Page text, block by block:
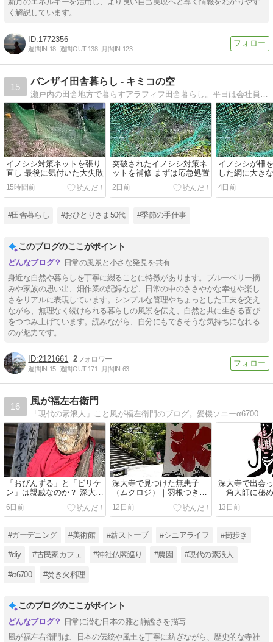
く解説しています。
1772356
週間IN:18 週間OUT:138 月間IN:123
15
バンザイ田舎暮らし - キミコの空
瀬戸内の田舎地方で暮らすアラフィフ田舎暮らし。平日は会社員、週末は畑仕事や庭仕事・手仕事に勤しんでいます。
イノシシ対策ネットを張り
直し 最後に気付いた大失敗
15時間前
突破されたイノシシ対策ネ
ットを補修 まずは応急処置
2日前
イノシシが柵
した網に大き
4日前
#田舎暮らし #おひとりさま50代 #季節の手仕事
このブログのここがポイント
日常の風景と小さな発見を共有
身近な自然や暮らしを丁寧に綴ることに特徴があります。ブルーベリー摘
みや家族の思い出、畑作業の記録など、日常の中のささやかな幸せや楽し
さをリアルに表現しています。シンプルな管理やちょっとした工夫を交え
ながら、無理なく続けられる暮らしの風景を伝え、自然と共に生きる喜び
をつつみ上げています。読みながら、自分にもできそうな気持ちになれる
のが魅力です。
2121661 2
週間IN:15 週間OUT:171 月間IN:63
16
風が福左右衛門
「現代の素浪人」こと風が福左衛門のブログ。愛機ソニーα6700を携えた神社巡りや街歩き、読書と学び、薪ストーブのある暮らし、古民家カフェや美術館巡り、四季折々のガーデニングや農園など、日々の多彩な探求を独自の視点で深く発信しています。
「おびんずる」と「ビリケ
ン」は親戚なのか？ 深大寺
で生まれた小さな疑問
6日前
深大寺で見つけた無患子
（ムクロジ）｜羽根つきと
石鹸の木に秘められた昔の
知恵
12日前
深大寺で出会
｜角大師に秘
退散の祈り
13日前
#ガーデニング #美術館 #薪ストーブ #シニアライフ #街歩き
#diy #古民家カフェ #神社仏閣巡り #農園 #現代の素浪人
#α6700 #焚き火料理
このブログのここがポイント
日常に潜む日本の雅と静謐さを描写
風が福左右衛門は、日本の伝統や風土を丁寧に紡ぎながら、歴史的な寺社